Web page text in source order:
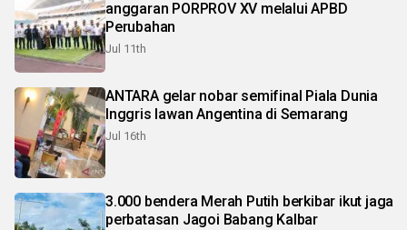
anggaran PORPROV XV melalui APBD
Perubahan
Jul 11th
ANTARA gelar nobar semifinal Piala Dunia
Inggris lawan Angentina di Semarang
Jul 16th
3.000 bendera Merah Putih berkibar ikut jaga
perbatasan Jagoi Babang Kalbar